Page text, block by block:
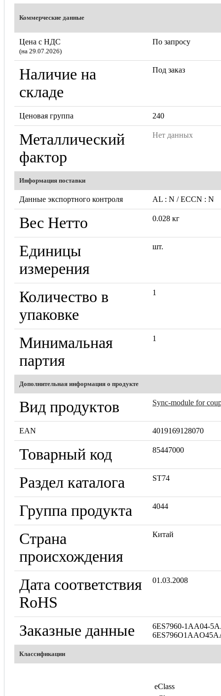
Коммерческие данные
Цена с НДС
(на 29.07.2026)
По запросу
Наличие на
складе
Под заказ
Ценовая группа 240
Металлический
фактор
Нет данных
Информация поставки
Данные экспортного контроля AL : N / ECCN : N
Вес Нетто 0.028 кг
Единицы
измерения
шт.
Количество в
упаковке
1
Минимальная
партия
1
Дополнительная информация о продукте
Вид продуктов Sync-module for
EAN 4019169128070
Товарный код 85447000
Раздел каталога ST74
Группа продукта 4044
Страна
происхождения
Китай
Дата соответствия
RoHS
01.03.2008
Заказные данные
6ES7960-1AA04-
Классификации
eClass